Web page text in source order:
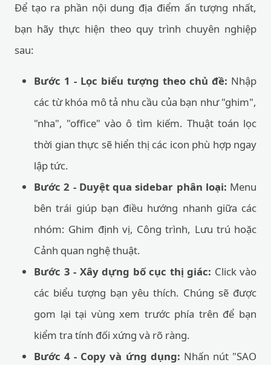
Để tạo ra phần nội dung địa điểm ấn tượng nhất,
bạn hãy thực hiện theo quy trình chuyên nghiệp
sau:
Bước 1 - Lọc biểu tượng theo chủ đề: Nhập
các từ khóa mô tả nhu cầu của bạn như "ghim",
"nha", "office" vào ô tìm kiếm. Thuật toán lọc
thời gian thực sẽ hiển thị các icon phù hợp ngay
lập tức.
Bước 2 - Duyệt qua sidebar phân loại: Menu
bên trái giúp bạn điều hướng nhanh giữa các
nhóm: Ghim định vị, Công trình, Lưu trú hoặc
Cảnh quan nghệ thuật.
Bước 3 - Xây dựng bố cục thị giác: Click vào
các biểu tượng bạn yêu thích. Chúng sẽ được
gom lại tại vùng xem trước phía trên để bạn
kiểm tra tính đối xứng và rõ ràng.
Bước 4 - Copy và ứng dụng: Nhấn nút "SAO